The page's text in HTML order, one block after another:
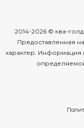
2014-2026 © ква-
Предоставленная
характер. Информация